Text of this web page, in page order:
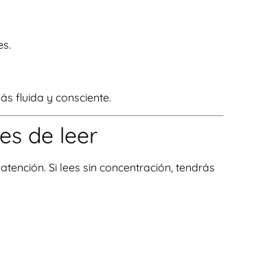
fluida y consciente.
de leer
Si lees sin concentración, tendrás